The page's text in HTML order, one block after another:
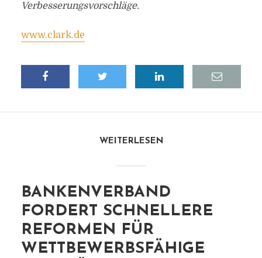
Verbesserungsvorschläge.
www.clark.de
WEITERLESEN
BANKENVERBAND
FORDERT SCHNELLERE
REFORMEN FÜR
WETTBEWERBSFÄHIGE